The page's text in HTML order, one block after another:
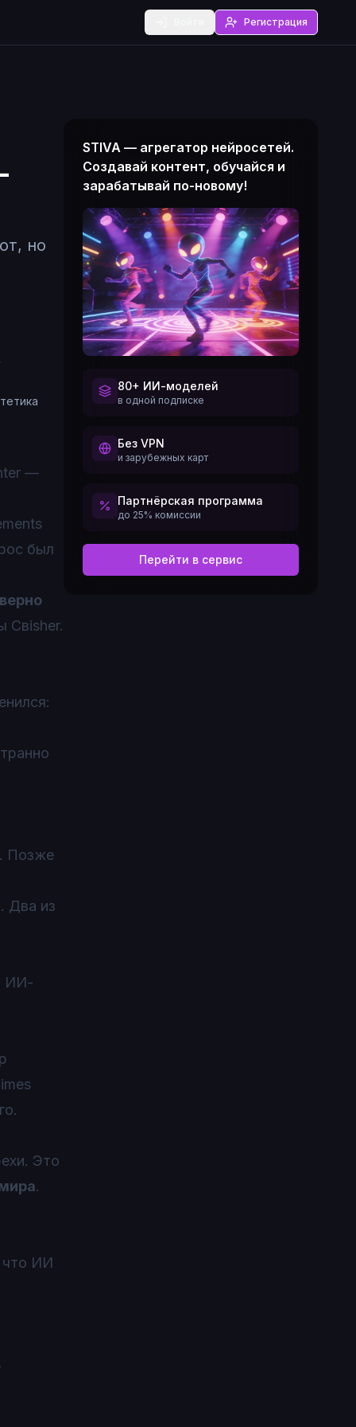
Регистрация
но
—
был
Свisher.
Позже
Два из
ИИ-
Это
.
что ИИ
STIVA — агрегатор нейросетей.
Создавай контент, обучайся и
зарабатывай по-новому!
80+ ИИ-моделей
в одной подписке
Без VPN
и зарубежных карт
Партнёрская программа
до 25% комиссии
Перейти в сервис